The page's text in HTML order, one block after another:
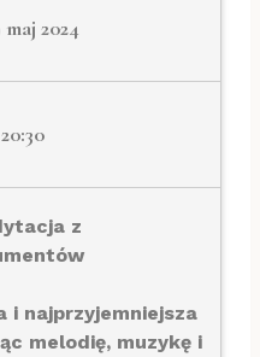
2024
z
i najprzyjemniejsza
melodię, muzykę i